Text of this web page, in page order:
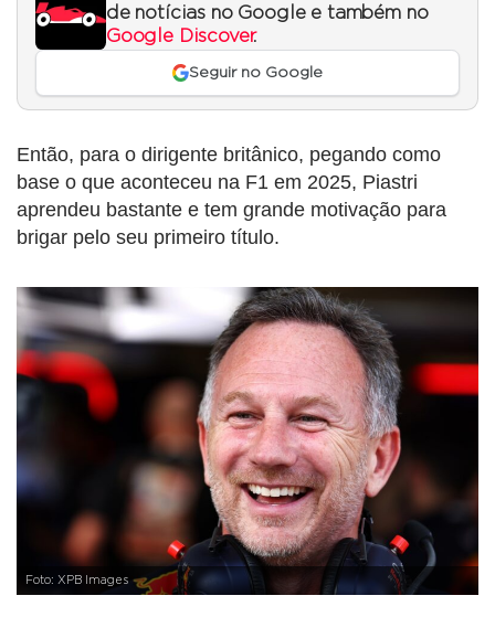
de notícias no Google e também no
Google Discover.
Seguir no Google
Então, para o dirigente britânico, pegando como
base o que aconteceu na F1 em 2025, Piastri
aprendeu bastante e tem grande motivação para
brigar pelo seu primeiro título.
Foto: XPB Images